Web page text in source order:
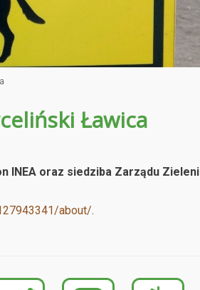
Ławica
INEA oraz siedziba Zarządu Zieleni
about/.